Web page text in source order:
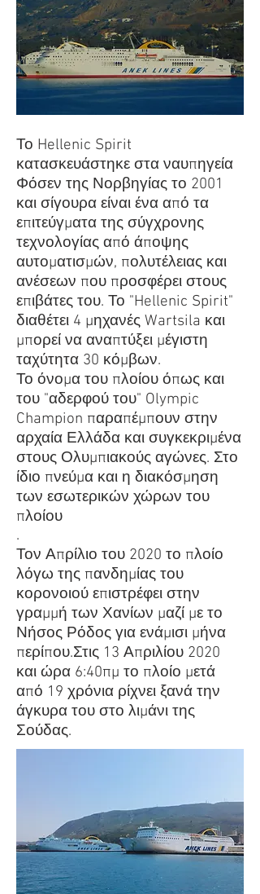
Το Hellenic Spirit
κατασκευάστηκε στα ναυπηγεία
Φόσεν της Νορβηγίας το 2001
και σίγουρα είναι ένα από τα
επιτεύγματα της σύγχρονης
τεχνολογίας από άποψης
αυτοματισμών, πολυτέλειας και
ανέσεων που προσφέρει στους
επιβάτες του. Το "Hellenic Spirit"
διαθέτει 4 μηχανές Wartsila και
μπορεί να αναπτύξει μέγιστη
ταχύτητα 30 κόμβων.
Το όνομα του πλοίου όπως και
του "αδερφού του" Olympic
Champion παραπέμπουν στην
αρχαία Ελλάδα και συγκεκριμένα
στους Ολυμπιακούς αγώνες. Στο
ίδιο πνεύμα και η διακόσμηση
των εσωτερικών χώρων του
πλοίου
.
Τον Απρίλιο του 2020 το πλοίο
λόγω της πανδημίας του
κορονοιού επιστρέφει στην
γραμμή των Χανίων μαζί με το
Νήσος Ρόδος για ενάμισι μήνα
περίπου.Στις 13 Απριλίου 2020
και ώρα 6:40πμ το πλοίο μετά
από 19 χρόνια ρίχνει ξανά την
άγκυρα του στο λιμάνι της
Σούδας.